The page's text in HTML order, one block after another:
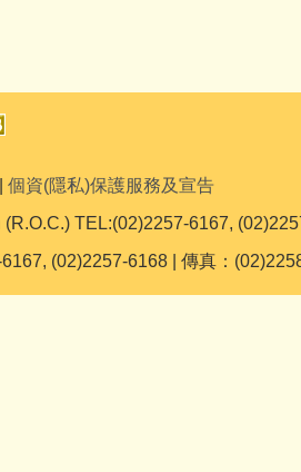
個資(隱私)保護服務及宣告
TEL:(02)2257-6167,
(02)2257-6168 | 傳真：